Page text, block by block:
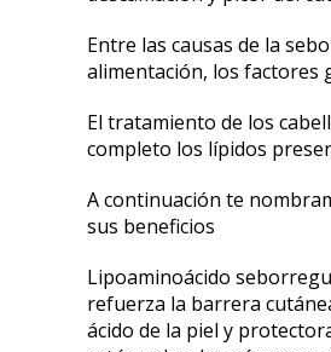
Entre las causas de la
alimentación, los factores
El tratamiento de los
completo los lípidos
A continuación te
sus beneficios
Lipoaminoácido
refuerza la barrera
ácido de la piel y